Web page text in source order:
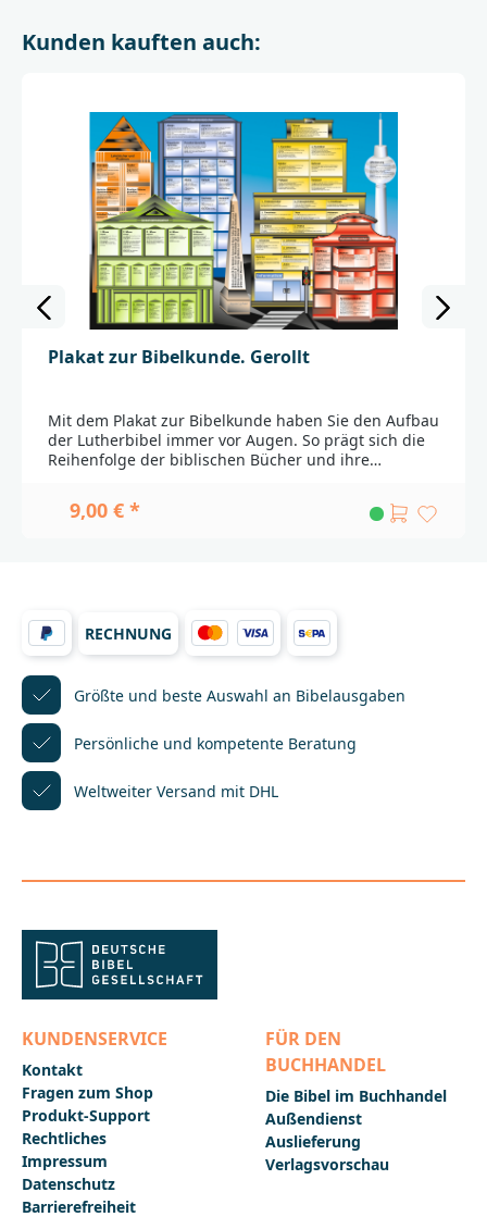
Kunden kauften auch:
Plakat zur Bibelkunde. Gerollt
Mit dem Plakat zur Bibelkunde haben Sie den Aufbau
der Lutherbibel immer vor Augen. So prägt sich die
Reihenfolge der biblischen Bücher und ihre
spielend leicht ein!In welcher Reihenfolge stehen die
biblischen Bücher? Wovon handeln sie eigentlich?
Plakat zur Bibelkunde auf einen Blick. Durch die
übersichtliche Gestaltung ist das Plakat mit seinem
attraktiven Design nicht nur eine innovate Lernhilfe,
sondern auch eine dekorative Gedächtnisstütze an
der Zimmerwand und ein attraktives Medium für den
Religions- und Konfirmandenunterricht.Nutzen Sie
dieses einzigartige Plakat für die Aneignung und
Vermittlung von Grundwissen zur
Bibel._____________________________________________________
________Bei Fragen zur Produktsicherheit wenden Sie
sich bitte an:Deutsche BibelgesellschaftBalinger Str.
9,00 € *
RECHNUNG
Größte und beste Auswahl an Bibelausgaben
Persönliche und kompetente Beratung
Weltweiter Versand mit DHL
KUNDENSERVICE
Kontakt
Fragen zum Shop
Produkt-Support
Rechtliches
Impressum
Datenschutz
Barrierefreiheit
FÜR DEN
BUCHHANDEL
Die Bibel im Buchhandel
Außendienst
Auslieferung
Verlagsvorschau